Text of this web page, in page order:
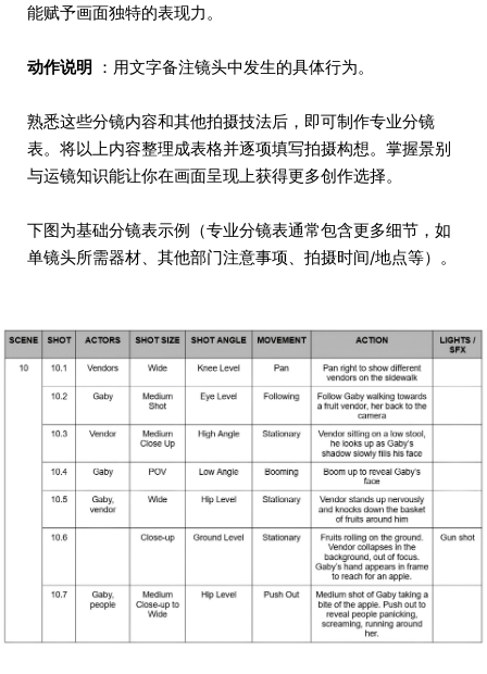
能赋予画面独特的表现力。
动作说明 ：用文字备注镜头中发生的具体行为。
熟悉这些分镜内容和其他拍摄技法后，即可制作专业分镜
表。将以上内容整理成表格并逐项填写拍摄构想。掌握景别
与运镜知识能让你在画面呈现上获得更多创作选择。
下图为基础分镜表示例（专业分镜表通常包含更多细节，如
单镜头所需器材、其他部门注意事项、拍摄时间/地点等）。